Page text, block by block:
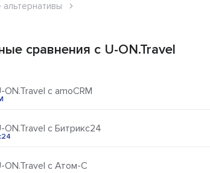
альтернативы
сравнения с U-ON.Travel
ON.Travel с amoCRM
ON.Travel с Битрикс24
ON.Travel с Атом-С